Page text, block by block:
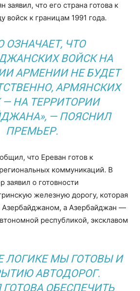
заявил, что его страна готова к
войск к границам 1991 года.
ОЗНАЧАЕТ, ЧТО
ВОЙСК НА
АРМЕНИИ НЕ БУДЕТ
АРМЯНСКИХ
— НА ТЕРРИТОРИИ
— ПОЯСНИЛ
ПРЕМЬЕР.
что Ереван готов к
коммуникаций. В
заявил о готовности
железную дорогу, которая
а Азербайджан —
республикой, эксклавом
ЛОГИКЕ МЫ ГОТОВЫ И
АВТОДОРОГ.
ОБЕСПЕЧИТЬ